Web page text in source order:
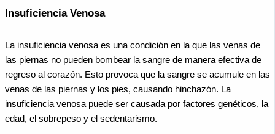
Insuficiencia Venosa
La insuficiencia venosa es una condición en la que las venas de
las piernas no pueden bombear la sangre de manera efectiva de
regreso al corazón. Esto provoca que la sangre se acumule en las
venas de las piernas y los pies, causando hinchazón. La
insuficiencia venosa puede ser causada por factores genéticos, la
edad, el sobrepeso y el sedentarismo.